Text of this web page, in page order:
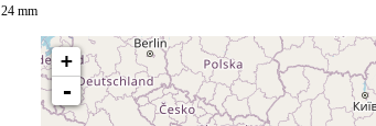
24 mm
+
-